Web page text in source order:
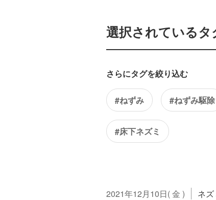
選択されている
さらにタグを絞り込む
#ねずみ #ねずみ駆除
#床下ネズミ
2021年12月10日( 金 ) ネズ